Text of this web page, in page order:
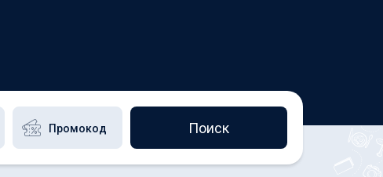
Чат в Messenger
Поиск